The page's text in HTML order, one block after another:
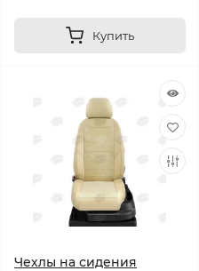
Купить
Чехлы на сидения